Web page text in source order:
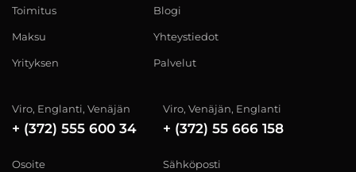
Toimitus
Maksu
Yrityksen
Blogi
Yhteystiedot
Palvelut
Viro, Englanti, Venäjän
+ (372) 555 600 34
Viro, Venäjän, Englanti
+ (372) 55 666 158
Osoite
Sähköposti